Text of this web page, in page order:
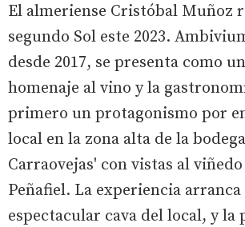
El almeriense Cristóbal Muñoz
segundo Sol este 2023.
desde 2017, se presenta como
homenaje al vino y la
primero un protagonismo por
local en la zona alta de la
Carraovejas' con vistas al
Peñafiel. La experiencia
espectacular cava del local, y la